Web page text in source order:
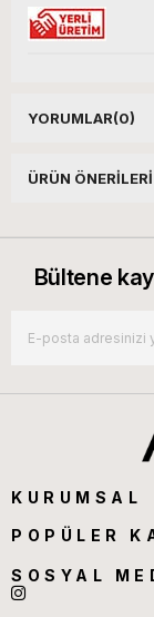
YORUMLAR(0)
ÜRÜN ÖNERILERI
Bültene
KURUMSAL
POPÜLER
SOSYAL